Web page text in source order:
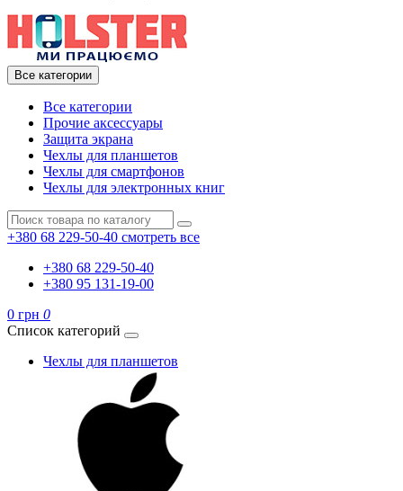
Все категории
Все категории
Прочие аксессуары
Защита экрана
Чехлы для планшетов
Чехлы для смартфонов
Чехлы для электронных книг
+380 68 229-50-40 смотреть все
+380 68 229-50-40
+380 95 131-19-00
0 грн 0
Список категорий
Чехлы для планшетов